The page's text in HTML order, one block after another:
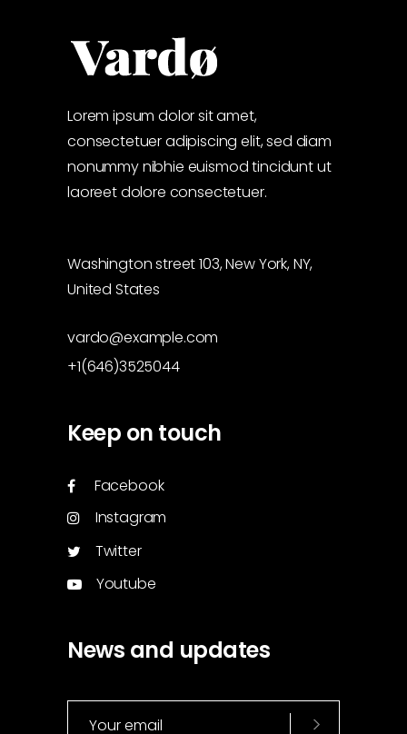
Lorem ipsum dolor sit amet,
consectetuer adipiscing elit, sed diam
nonummy nibhie euismod tincidunt ut
laoreet dolore consectetuer.
Washington street 103, New York, NY,
United States
vardo@example.com
+1(646)3525044
Keep on touch
Facebook
Instagram
Twitter
Youtube
News and updates